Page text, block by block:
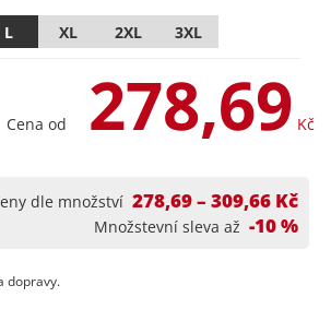
L XL 2XL 3XL
Cena od 278,69 Kč
dle množství 278,69 – 309,66 Kč
Množstevní sleva až -10 %
dopravy.